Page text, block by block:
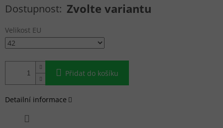
Měrná cena: Zvolte variantu
Velikost EU
Přidat do košíku
Detailní informace